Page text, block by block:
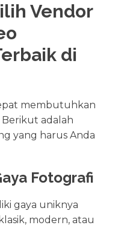
Vendor
di
membutuhkan
adalah
yang harus Anda
Fotografi
gaya uniknya
modern, atau